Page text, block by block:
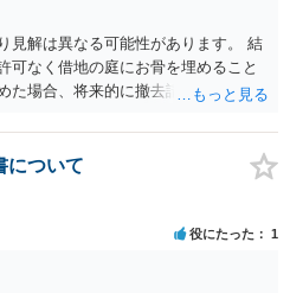
見解は異なる可能性があります。 結
可なく借地の庭にお骨を埋めること
た場合、将来的に撤去請求や退去時
行為自体は墓地埋葬法違反や不法投
るわけではありません。しかし、建
、土地の所有権はあくまで地主にあ
骨を埋める行為は、他人の所有権
の善管注意義務違反とみなされる可
か、土地に直接埋めずに大きめの鉢
について
役にたった 1